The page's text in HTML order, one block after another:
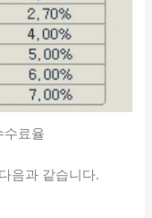
수료율
음과 같습니다.